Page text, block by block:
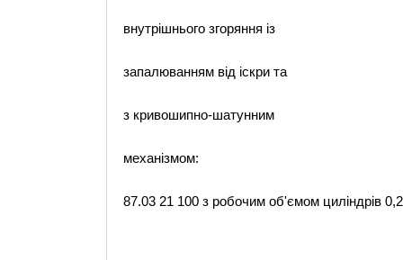
внутрішнього згоряння із
запалюванням від іскри та
з кривошипно-шатунним
механізмом:
87.03 21 100 з робочим об'ємом циліндрів